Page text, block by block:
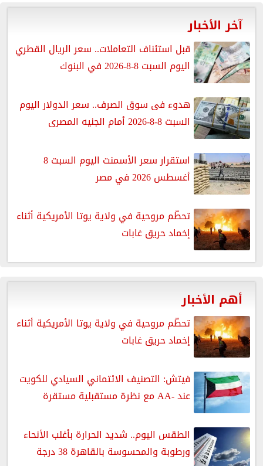
آخر الأخبار
قبل استئناف التعاملات.. سعر الريال القطري
اليوم السبت 8-8-2026 في البنوك
هدوء فى سوق الصرف.. سعر الدولار اليوم
السبت 8-8-2026 أمام الجنيه المصرى
استقرار سعر الأسمنت اليوم السبت 8
أغسطس 2026 في مصر
تحطّم مروحية في ولاية يوتا الأمريكية أثناء
إخماد حريق غابات
أهم الأخبار
تحطّم مروحية في ولاية يوتا الأمريكية أثناء
إخماد حريق غابات
فيتش: التصنيف الائتماني السيادي للكويت
عند -AA مع نظرة مستقبلية مستقرة
الطقس اليوم.. شديد الحرارة بأغلب الأنحاء
ورطوبة والمحسوسة بالقاهرة 38 درجة